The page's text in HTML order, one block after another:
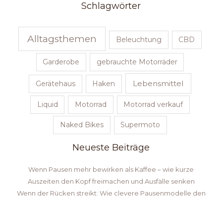
Schlagwörter
Alltagsthemen Beleuchtung CBD
Garderobe gebrauchte Motorräder
Gerätehaus Haken Lebensmittel
Liquid Motorrad Motorrad verkauf
Naked Bikes Supermoto
Neueste Beiträge
Wenn Pausen mehr bewirken als Kaffee – wie kurze
Auszeiten den Kopf freimachen und Ausfälle senken
Wenn der Rücken streikt: Wie clevere Pausenmodelle den